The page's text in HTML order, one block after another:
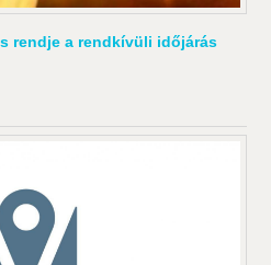
rendje a rendkívüli időjárás